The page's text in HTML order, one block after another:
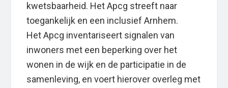
kwetsbaarheid. Het Apcg streeft naar
toegankelijk en een inclusief Arnhem.
Het Apcg inventariseert signalen van
inwoners met een beperking over het
wonen in de wijk en de participatie in de
samenleving, en voert hierover overleg met